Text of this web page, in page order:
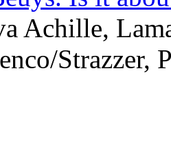
Achille,
Strazzer,